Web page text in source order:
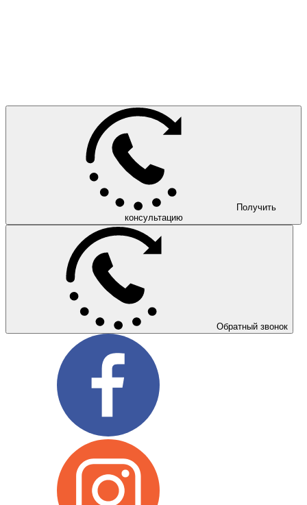
Получить
консультацию
Обратный звонок